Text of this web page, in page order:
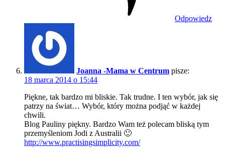
Odpowiedz
Joanna -Mama w Centrum pisze:
18 marca 2014 o 15:44
Piękne, tak bardzo mi bliskie. Tak trudne. I ten wybór, jak się
patrzy na świat… Wybór, który można podjąć w każdej
chwili.
Blog Pauliny piękny. Bardzo Wam też polecam bliską tym
przemyśleniom Jodi z Australii 🙂
http://www.practisingsimplicity.com/